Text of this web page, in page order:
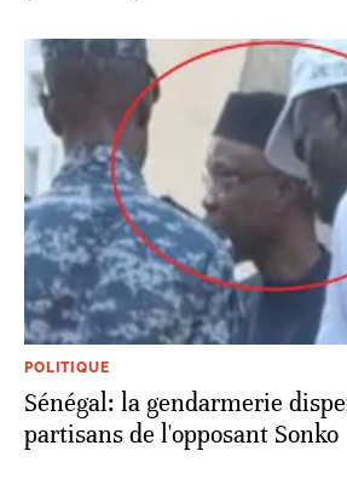
POLITIQUE
Sénégal: la gendarmerie
partisans de l'opposant Sonko